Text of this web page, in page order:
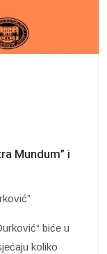
Mundum” i
biće u
koliko